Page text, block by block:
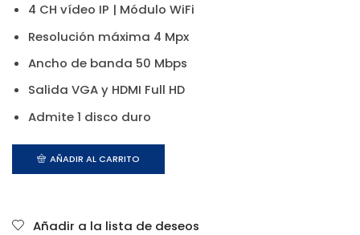
4 CH vídeo IP | Módulo WiFi
Resolución máxima 4 Mpx
Ancho de banda 50 Mbps
Salida VGA y HDMI Full HD
Admite 1 disco duro
AÑADIR AL CARRITO
Añadir a la lista de deseos